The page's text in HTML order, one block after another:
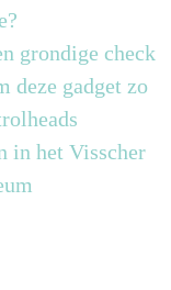
grondige check
deze gadget zo
in het Visscher